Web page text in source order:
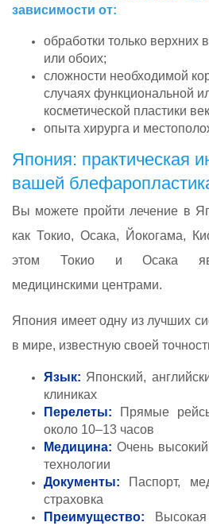
зависимости от:
обработки только верхних
или обоих;
сложности необходимой
случаях функциональной
косметической пластики
опыта хирурга и
Япония: практическая
вашей
Вы можете пройти лечение в
как Токио, Осака, Йокогама,
этом Токио и Осака
медицинскими центрами.
Япония имеет одну из лучших
в мире, известную своей
Язык: Японский,
клиниках
Перелеты:
Прямые
около 10–13 часов
Медицина: Очень
технологии
Документы: Паспорт,
страховка
Преимущество: